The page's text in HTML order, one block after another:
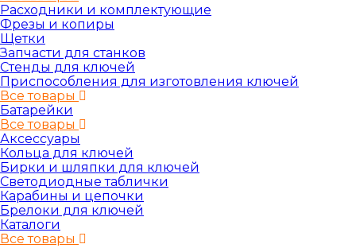
Расходники и комплектующие
Фрезы и копиры
Щетки
Запчасти для станков
Стенды для ключей
Приспособления для изготовления ключей
Все товары
Батарейки
Все товары
Аксессуары
Кольца для ключей
Бирки и шляпки для ключей
Светодиодные таблички
Карабины и цепочки
Брелоки для ключей
Каталоги
Все товары